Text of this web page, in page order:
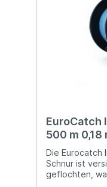
EuroCatch
500 m 0,18
Die Eurocatch
Schnur ist
geflochten,